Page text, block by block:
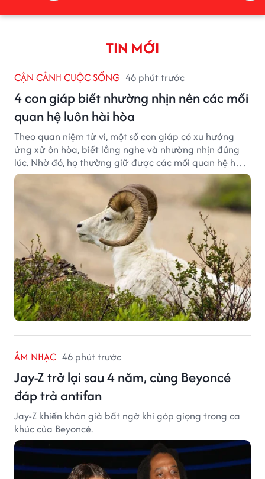
TIN MỚI
CẬN CẢNH CUỘC SỐNG 46 phút trước
4 con giáp biết nhường nhịn nên các mối
quan hệ luôn hài hòa
Theo quan niệm tử vi, một số con giáp có xu hướng
ứng xử ôn hòa, biết lắng nghe và nhường nhịn đúng
lúc. Nhờ đó, họ thường giữ được các mối quan hệ hài
hòa và nhận được sự yêu mến từ những người xung
ÂM NHẠC 46 phút trước
Jay-Z trở lại sau 4 năm, cùng Beyoncé
đáp trả antifan
Jay-Z khiến khán giả bất ngờ khi góp giọng trong ca
khúc của Beyoncé.